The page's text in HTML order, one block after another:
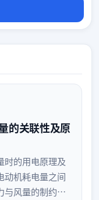
的关联性及原
时的用电原理及
动机耗电量之间
与风量的制约关